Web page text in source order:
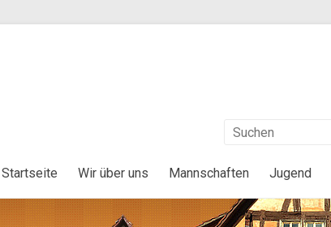
Startseite Wir über uns Mannschaften Jugend